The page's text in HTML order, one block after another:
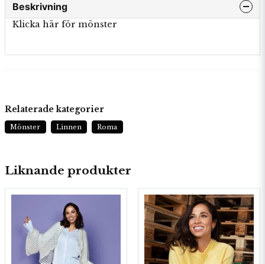
Beskrivning
Klicka här för mönster
Liknande produkter
Relaterade kategorier
Mönster Linnen Roma